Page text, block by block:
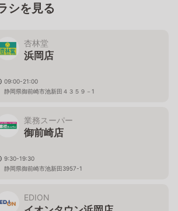
シを見る
杏林堂
浜岡店
09:00-21:00
静岡県御前崎市池新田４３５９－1
業務スーパー
御前崎店
9:30-19:30
静岡県御前崎市池新田3957-1
EDION